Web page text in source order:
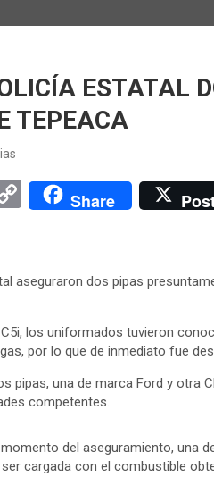
ESTATAL
TEPEACA
C
Li
k
Share
aseguraron dos pipas
los uniformados tuvieron
por lo que de inmediato fue
pipas, una de marca Ford y otra
competentes.
del aseguramiento, una
cargada con el combustible